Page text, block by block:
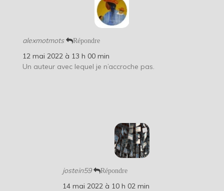
alexmotmots Répondre
12 mai 2022 à 13 h 00 min
Un auteur avec lequel je n’accroche pas.
jostein59 Répondre
14 mai 2022 à 10 h 02 min